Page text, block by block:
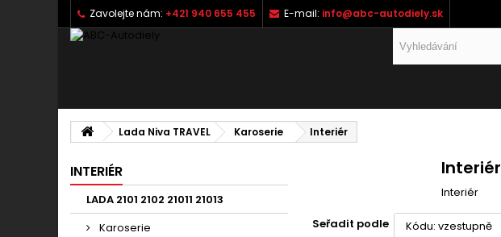
Zavolejte nám: +421 940 655 455 E-mail: info@abc-autodiely.sk
Lada Niva TRAVEL Karoserie Interiér
INTERIÉR
LADA 2101 2102 21011 21013
Karoserie
Interiér
Interiér
Seřadit podle